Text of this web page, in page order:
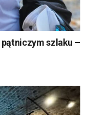
szlaku –